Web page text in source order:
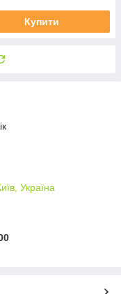
Купити
Україна